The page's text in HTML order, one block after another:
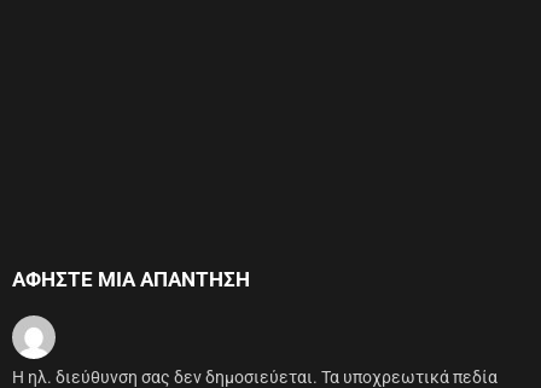
ΑΦΉΣΤΕ ΜΙΑ ΑΠΆΝΤΗΣΗ
Η ηλ. διεύθυνση σας δεν δημοσιεύεται. Τα υποχρεωτικά πεδία